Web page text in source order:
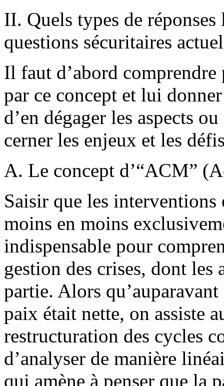
II. Quels types de
questions sécuritaires
Il faut d’abord comprendre
par ce concept et lui
d’en dégager les aspects
cerner les enjeux et les
A. Le concept d’“ACM”
Saisir que les
moins en moins
indispensable pour
gestion des crises, dont
partie. Alors
paix était nette, on assiste
restructuration des cycles
d’analyser de manière
qui amène à penser que la